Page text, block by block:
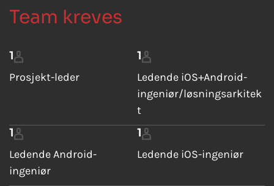
Team kreves
1
Prosjekt-leder
1
Ledende iOS+Android-
ingeniør/løsningsarkitek
t
1
Ledende Android-
ingeniør
1
Ledende iOS-ingeniør